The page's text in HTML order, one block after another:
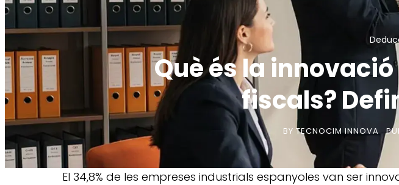
Què és la
fiscals?
BY TECNOCIM INNOVA
El 34,8% de les empreses industrials espanyoles van ser